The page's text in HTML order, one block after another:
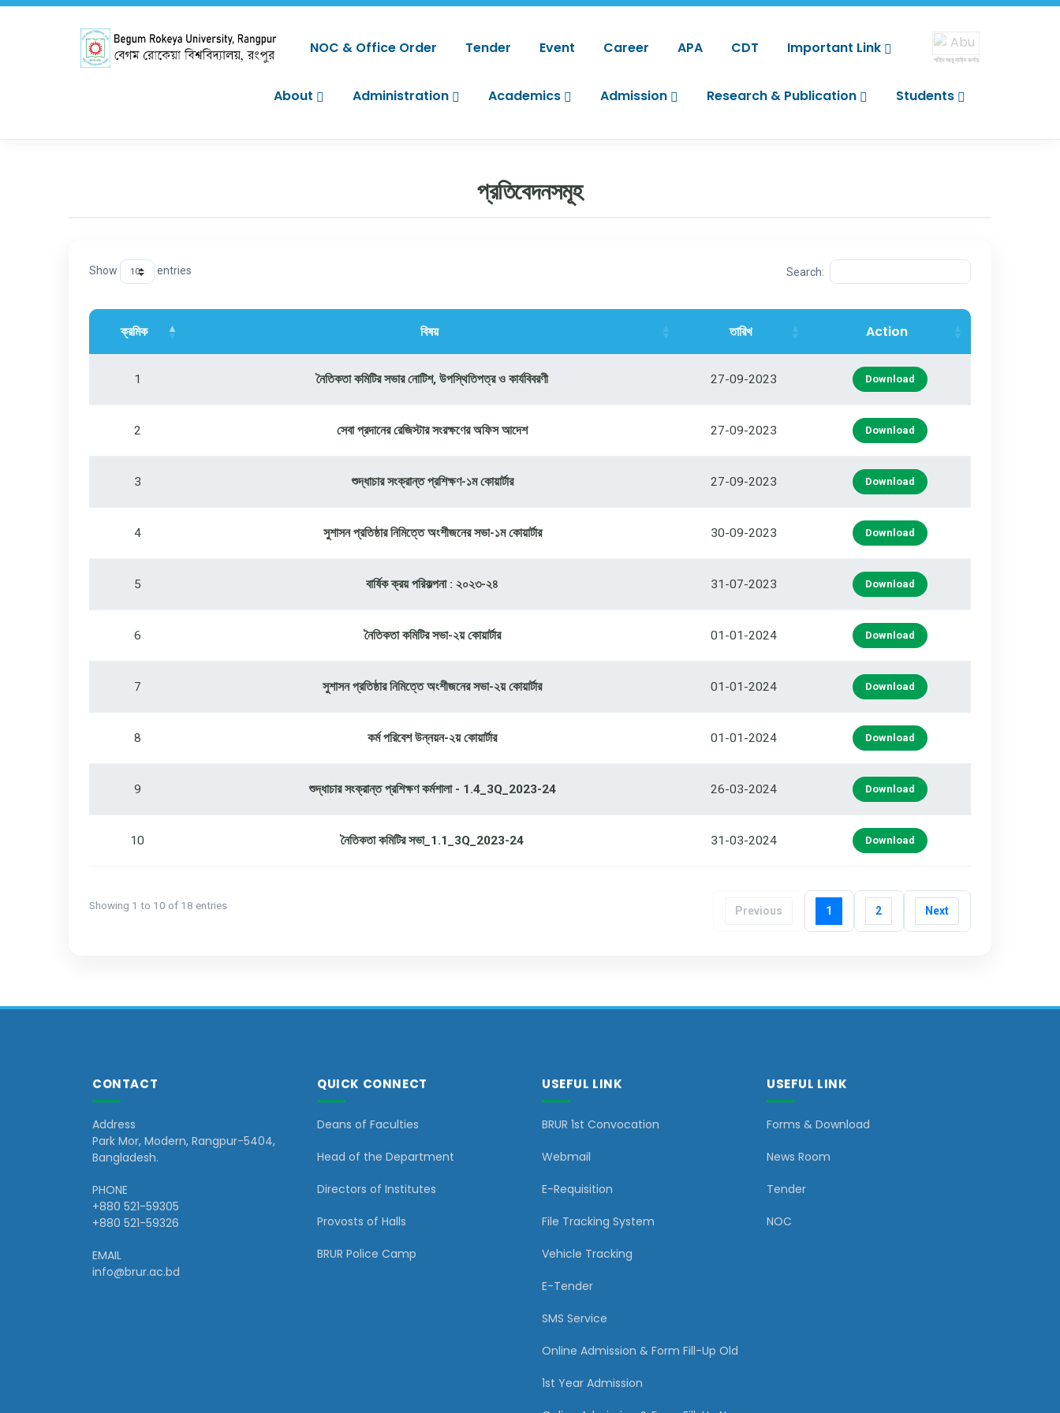
NOC & Office Order Tender Event Career APA CDT Important Link
শহিদ আবু সাঈদ কর্নার
About Administration Academics Admission Research & Publication Students
প্রতিবেদনসমূহ
Show entries Search:
ক্রমিক বিষয় তারিখ Action
1 নৈতিকতা কমিটির সভার নোটিশ, উপস্থিতিপত্র ও কার্যবিবরণী 27-09-2023 Download
2 সেবা প্রদানের রেজিস্টার সংরক্ষণের অফিস আদেশ 27-09-2023 Download
3 শুদ্ধাচার সংক্রান্ত প্রশিক্ষণ-১ম কোয়ার্টার 27-09-2023 Download
4 সুশাসন প্রতিষ্ঠার নিমিত্তে অংশীজনের সভা-১ম কোয়ার্টার 30-09-2023 Download
5 বার্ষিক ক্রয় পরিকল্পনা : ২০২৩-২৪ 31-07-2023 Download
6 নৈতিকতা কমিটির সভা-২য় কোয়ার্টার 01-01-2024 Download
7 সুশাসন প্রতিষ্ঠার নিমিত্তে অংশীজনের সভা-২য় কোয়ার্টার 01-01-2024 Download
8 কর্ম পরিবেশ উন্নয়ন-২য় কোয়ার্টার 01-01-2024 Download
9 শুদ্ধাচার সংক্রান্ত প্রশিক্ষণ কর্মশালা - 1.4_3Q_2023-24 26-03-2024 Download
10 নৈতিকতা কমিটির সভা_1.1_3Q_2023-24 31-03-2024 Download
Showing 1 to 10 of 18 entries Previous 1 2 Next
CONTACT
Address
Park Mor, Modern, Rangpur-5404,
Bangladesh.
PHONE
+880 521-59305
+880 521-59326
EMAIL
info@brur.ac.bd
QUICK CONNECT
Deans of Faculties
Head of the Department
Directors of Institutes
Provosts of Halls
BRUR Police Camp
USEFUL LINK
BRUR 1st Convocation
Webmail
E-Requisition
File Tracking System
Vehicle Tracking
E-Tender
SMS Service
Online Admission & Form Fill-Up Old
1st Year Admission
USEFUL LINK
Forms & Download
News Room
Tender
NOC